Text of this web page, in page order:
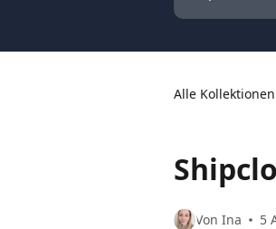
Alle Kollektionen
Von Ina 5